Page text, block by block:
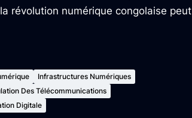
révolution numérique congolaise peut
Infrastructures Numériques
Des Télécommunications
Digitale